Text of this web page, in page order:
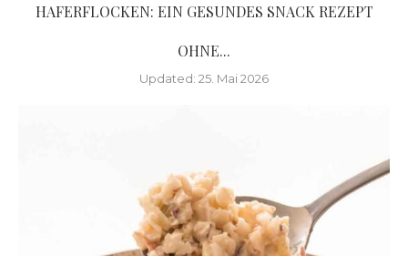
HAFERFLOCKEN: EIN GESUNDES SNACK REZEPT
OHNE...
Updated: 25. Mai 2026